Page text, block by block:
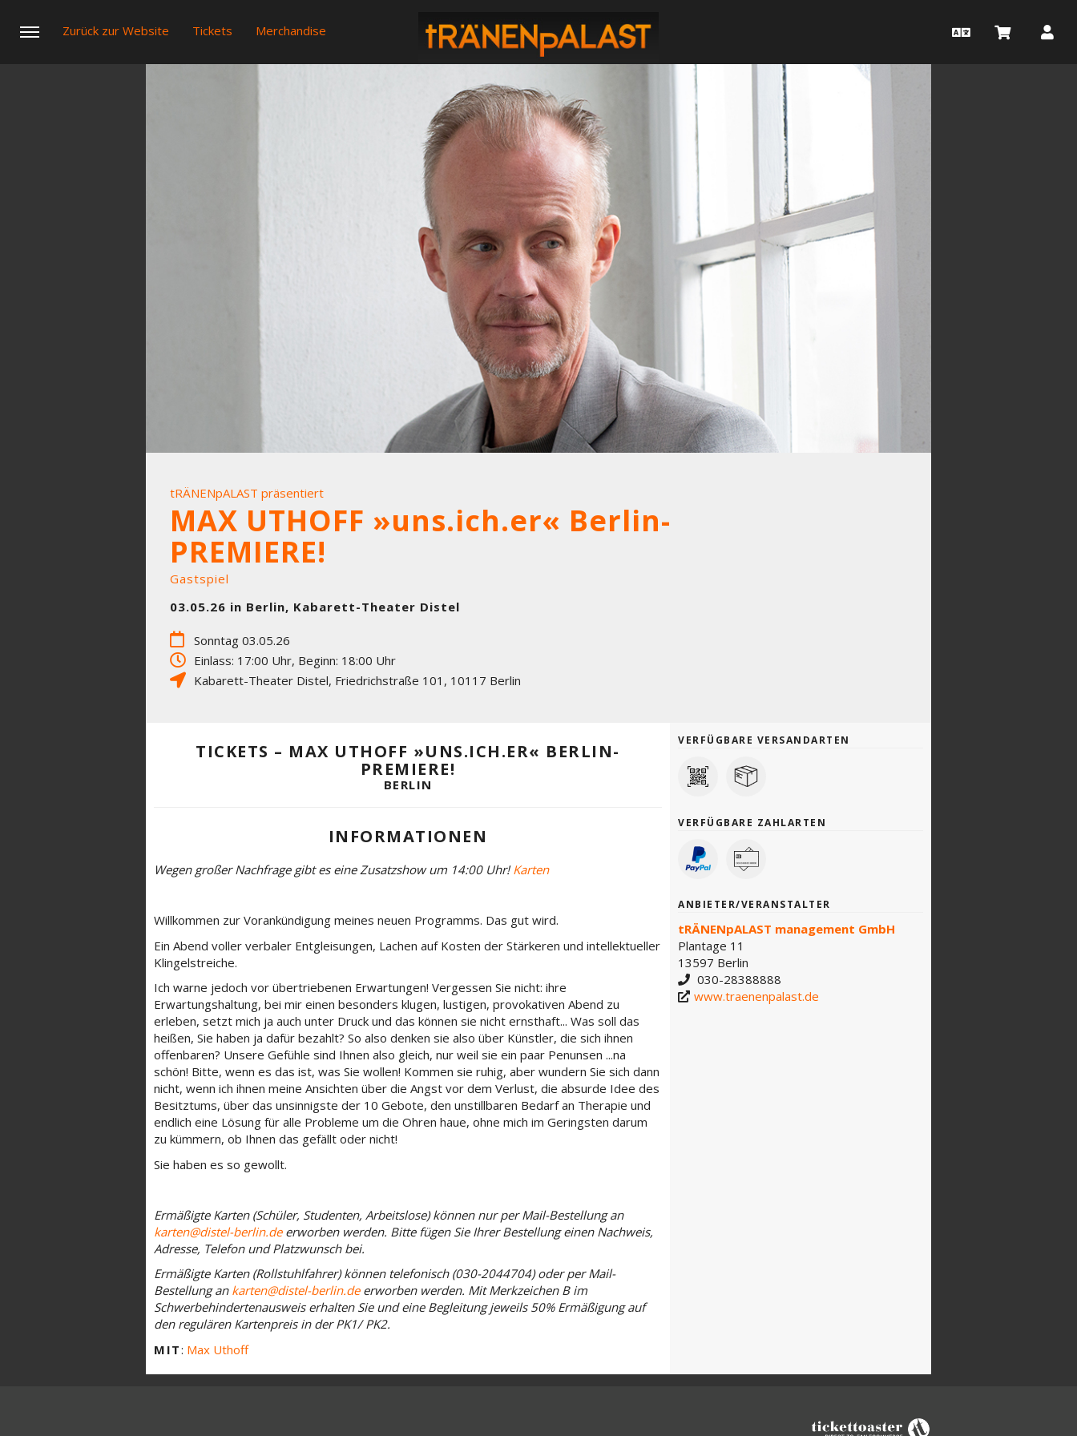
Zurück zur Website Tickets Merchandise
tRÄNENpALAST präsentiert
MAX UTHOFF »uns.ich.er« Berlin-
PREMIERE!
Gastspiel
03.05.26 in Berlin, Kabarett-Theater Distel
Sonntag 03.05.26
Einlass: 17:00 Uhr, Beginn: 18:00 Uhr
Kabarett-Theater Distel, Friedrichstraße 101 , 10117 Berlin
TICKETS – MAX UTHOFF »UNS.ICH.ER« BERLIN-
PREMIERE!
BERLIN
INFORMATIONEN
Wegen großer Nachfrage gibt es eine Zusatzshow um 14:00 Uhr!Karten
Willkommen zur Vorankündigung meines neuen Programms. Das gut wird.
Ein Abend voller verbaler Entgleisungen, Lachen auf Kosten der Stärkeren und intellektueller
Klingelstreiche.
Ich warne jedoch vor übertriebenen Erwartungen! Vergessen Sie nicht: ihre
Erwartungshaltung, bei mir einen besonders klugen, lustigen, provokativen Abend zu
erleben, setzt mich ja auch unter Druck und das können sie nicht ernsthaft... Was soll das
heißen, Sie haben ja dafür bezahlt? So also denken sie also über Künstler, die sich ihnen
offenbaren? Unsere Gefühle sind Ihnen also gleich, nur weil sie ein paar Penunsen ...na
schön! Bitte, wenn es das ist, was Sie wollen! Kommen sie ruhig, aber wundern Sie sich dann
nicht, wenn ich ihnen meine Ansichten über die Angst vor dem Verlust, die absurde Idee des
Besitztums, über das unsinnigste der 10 Gebote, den unstillbaren Bedarf an Therapie und
endlich eine Lösung für alle Probleme um die Ohren haue, ohne mich im Geringsten darum
zu kümmern, ob Ihnen das gefällt oder nicht!
Sie haben es so gewollt.
Ermäßigte Karten (Schüler, Studenten, Arbeitslose) können nur per Mail-Bestellung an
karten@distel-berlin.deerworben werden. Bitte fügen Sie Ihrer Bestellung einen Nachweis,
Adresse, Telefon und Platzwunsch bei.
Ermäßigte Karten (Rollstuhlfahrer) können telefonisch (030-2044704) oder per Mail-
Bestellung an karten@distel-berlin.deerworben werden. Mit Merkzeichen B im
Schwerbehindertenausweis erhalten Sie und eine Begleitung jeweils 50% Ermäßigung auf
den regulären Kartenpreis in der PK1/ PK2.
MIT: Max Uthoff
VERFÜGBARE VERSANDARTEN
VERFÜGBARE ZAHLARTEN
ANBIETER/VERANSTALTER
tRÄNENpALAST management GmbH
Plantage 11
13597 Berlin
030-28388888
www.traenenpalast.de